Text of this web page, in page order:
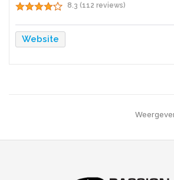
8.3 (112 reviews)
Website